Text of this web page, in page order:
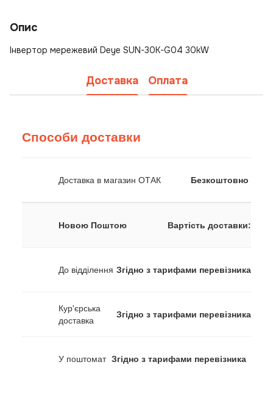
Опис
Інвертор мережевий Deye SUN-30K-G04 30kW
Доставка Оплата
Способи доставки
Доставка в магазин ОТАК Безкоштовно
Новою Поштою Вартість доставки:
До відділення Згідно з тарифами перевізника
Кур'єрська
доставка
Згідно з тарифами перевізника
У поштомат Згідно з тарифами перевізника